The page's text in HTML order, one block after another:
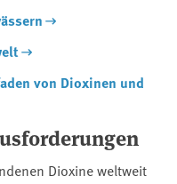
von Dioxinen und
Dioxine weltweit